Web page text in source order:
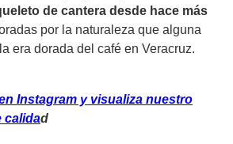
de cantera desde hace más
por la naturaleza que alguna
era dorada del café en Veracruz.
Instagram y visualiza nuestro
calidad